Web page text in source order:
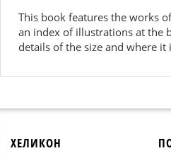
This book features the works
an index of illustrations at the
details of the size and where it
ХЕЛИКОН